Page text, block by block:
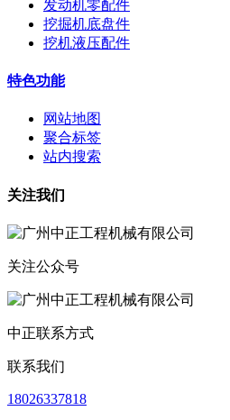
发动机零配件
挖掘机底盘件
挖机液压配件
特色功能
网站地图
聚合标签
站内搜索
关注我们
关注公众号
中正联系方式
联系我们
18026337818